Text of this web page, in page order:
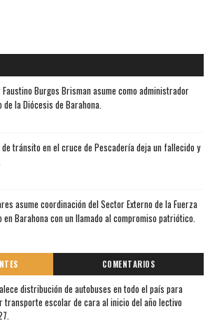
Burgos Brisman asume como administrador
la Diócesis de Barahona.
tránsito en el cruce de Pescadería deja un fallecido y
asume coordinación del Sector Externo de la Fuerza
en Barahona con un llamado al compromiso patriótico.
COMENTARIOS
distribución de autobuses en todo el país para
transporte escolar de cara al inicio del año lectivo